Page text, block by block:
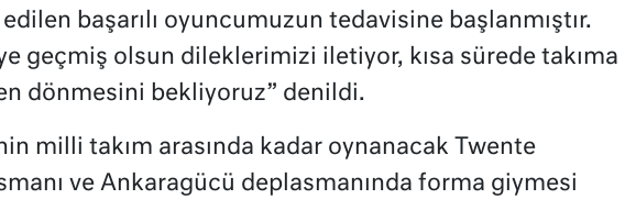
başarılı oyuncumuzun tedavisine başlanmıştır.
geçmiş olsun dileklerimizi iletiyor, kısa sürede takıma
dönmesini bekliyoruz” denildi.
milli takım arasında kadar oynanacak Twente
ve Ankaragücü deplasmanında forma giymesi